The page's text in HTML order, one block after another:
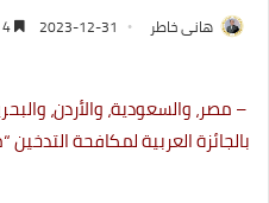
هانى خاطر 2023-12-31
– مصر، والسعودية، والأردن،
بالجائزة العربية لمكافحة